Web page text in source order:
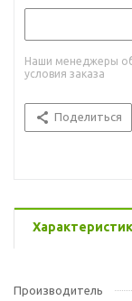
Наши менеджеры
условия заказа
Поделиться
Производитель